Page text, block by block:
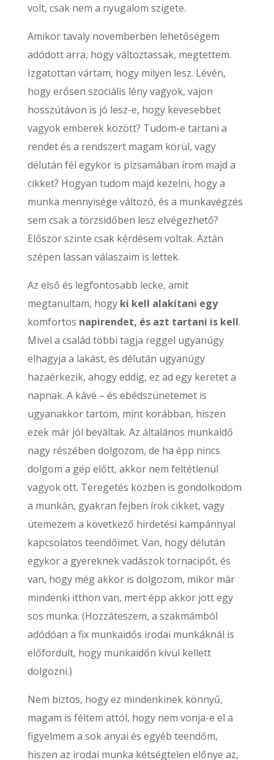
volt, csak nem a nyugalom szigete.
Amikor tavaly novemberben lehetőségem
adódott arra, hogy változtassak, megtettem.
Izgatottan vártam, hogy milyen lesz. Lévén,
hogy erősen szociális lény vagyok, vajon
hosszútávon is jó lesz-e, hogy kevesebbet
vagyok emberek között? Tudom-e tartani a
rendet és a rendszert magam körül, vagy
délután fél egykor is pizsamában írom majd a
cikket? Hogyan tudom majd kezelni, hogy a
munka mennyisége változó, és a munkavégzés
sem csak a törzsidőben lesz elvégezhető?
Először szinte csak kérdésem voltak. Aztán
szépen lassan válaszaim is lettek.
Az első és legfontosabb lecke, amit
megtanultam, hogy ki kell alakítani egy
komfortos napirendet, és azt tartani is kell.
Mivel a család többi tagja reggel ugyanúgy
elhagyja a lakást, és délután ugyanúgy
hazaérkezik, ahogy eddig, ez ad egy keretet a
napnak. A kávé – és ebédszünetemet is
ugyanakkor tartom, mint korábban, hiszen
ezek már jól beváltak. Az általános munkaidő
nagy részében dolgozom, de ha épp nincs
dolgom a gép előtt, akkor nem feltétlenül
vagyok ott. Teregetés közben is gondolkodom
a munkán, gyakran fejben írok cikket, vagy
ütemezem a következő hirdetési kampánnyal
kapcsolatos teendőimet. Van, hogy délután
egykor a gyereknek vadászok tornacipőt, és
van, hogy még akkor is dolgozom, mikor már
mindenki itthon van, mert épp akkor jött egy
sos munka. (Hozzáteszem, a szakmámból
adódóan a fix munkaidős irodai munkáknál is
előfordult, hogy munkaidőn kívül kellett
dolgozni.)
Nem biztos, hogy ez mindenkinek könnyű,
magam is féltem attól, hogy nem vonja-e el a
figyelmem a sok anyai és egyéb teendőm,
hiszen az irodai munka kétségtelen előnye az,